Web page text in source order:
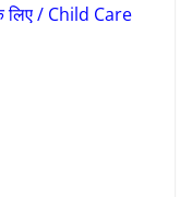
लिए / Child Care